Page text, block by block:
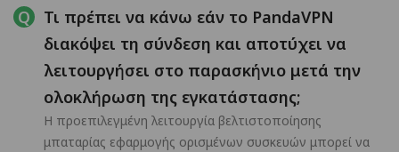
Τι πρέπει να κάνω εάν το PandaVPN
διακόψει τη σύνδεση και αποτύχει να
λειτουργήσει στο παρασκήνιο μετά την
ολοκλήρωση της εγκατάστασης;
Η προεπιλεγμένη λειτουργία βελτιστοποίησης
μπαταρίας εφαρμογής ορισμένων συσκευών μπορεί να